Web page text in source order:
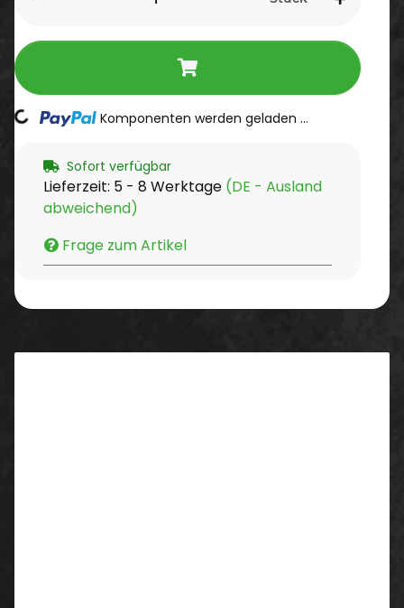
Komponenten werden geladen ...
Sofort verfügbar
Lieferzeit: 5 - 8 Werktage (DE - Ausland
abweichend)
Frage zum Artikel